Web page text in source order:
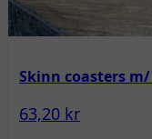
Skinn coasters
63,20 kr